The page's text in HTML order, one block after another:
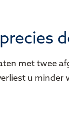
met twee
u minder